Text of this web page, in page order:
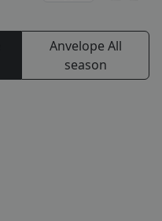
Anvelope All
season